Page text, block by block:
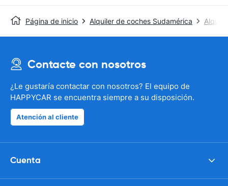
Página de inicio Alquiler de coches Sudamérica
Contacte con nosotros
¿Le gustaría contactar con nosotros? El equipo de
HAPPYCAR se encuentra siempre a su disposición.
Atención al cliente
Cuenta